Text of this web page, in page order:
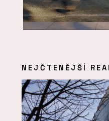
NEJČTENĚJŠÍ